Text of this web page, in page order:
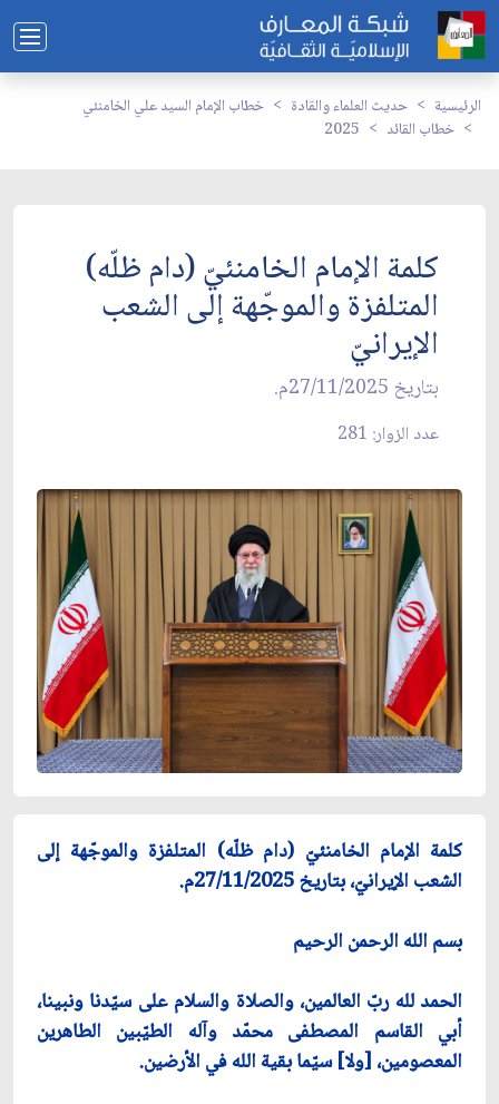
الرئيسية حديث العلماء والقادة
خطاب الإمام السيد علي الخامنئي
خطاب القائد
2025
كلمة الإمام الخامنئيّ (دام ظلّه)
المتلفزة والموجّهة إلى الشعب
الإيرانيّ
بتاريخ 27/11/2025م.
عدد الزوار: 281
كلمة الإمام الخامنئيّ (دام ظلّه) المتلفزة والموجّهة إلى
الشعب الإيرانيّ، بتاريخ 27/11/2025م.
بسم الله الرحمن الرحيم
الحمد لله ربّ العالمين، والصلاة والسلام على سيّدنا ونبينا،
أبي القاسم المصطفى محمّد وآله الطيّبين الطاهرين
المعصومين، [ولا] سيّما بقية الله في الأرضين.